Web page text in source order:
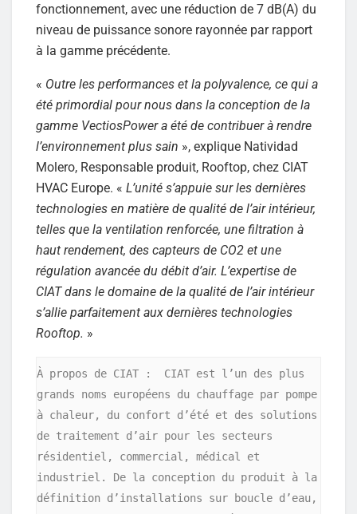
fonctionnement, avec une réduction de 7 dB(A) du
niveau de puissance sonore rayonnée par rapport
à la gamme précédente.
« Outre les performances et la polyvalence, ce qui a
été primordial pour nous dans la conception de la
gamme VectiosPower a été de contribuer à rendre
l’environnement plus sain », explique Natividad
Molero, Responsable produit, Rooftop, chez CIAT
HVAC Europe. « L’unité s’appuie sur les dernières
technologies en matière de qualité de l’air intérieur,
telles que la ventilation renforcée, une filtration à
haut rendement, des capteurs de CO2 et une
régulation avancée du débit d’air. L’expertise de
CIAT dans le domaine de la qualité de l’air intérieur
s’allie parfaitement aux dernières technologies
Rooftop. »
À propos de CIAT :  CIAT est l’un des plus
grands noms européens du chauffage par pompe
à chaleur, du confort d’été et des solutions
de traitement d’air pour les secteurs
résidentiel, commercial, médical et
industriel. De la conception du produit à la
définition d’installations sur boucle d’eau,